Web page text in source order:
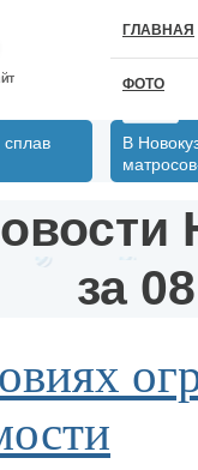
ГЛАВНАЯ
ФОТО
В
за